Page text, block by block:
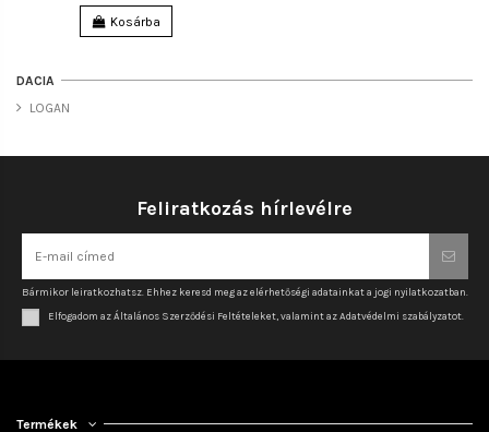
Kosárba
DACIA
LOGAN
Feliratkozás hírlevélre
Bármikor leiratkozhatsz. Ehhez keresd meg az elérhetőségi adatainkat a jogi nyilatkozatban.
Elfogadom az Általános Szerződési Feltételeket, valamint az Adatvédelmi szabályzatot.
Termékek